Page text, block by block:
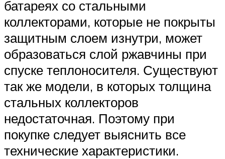
батареях со стальными
коллекторами, которые не покрыты
защитным слоем изнутри, может
образоваться слой ржавчины при
спуске теплоносителя. Существуют
так же модели, в которых толщина
стальных коллекторов
недостаточная. Поэтому при
покупке следует выяснить все
технические характеристики.